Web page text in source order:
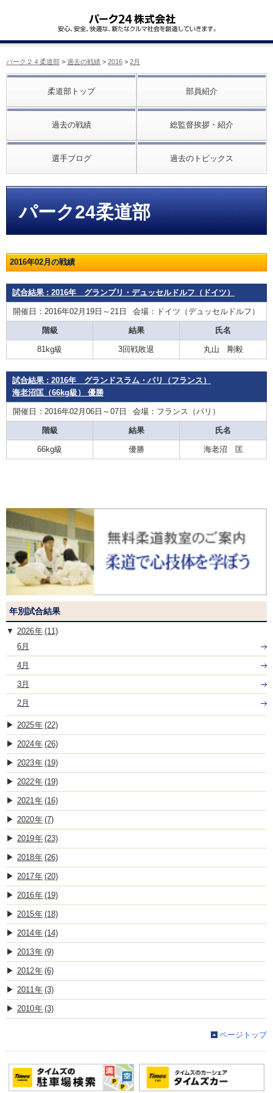
パーク２４柔道部 > 過去の戦績 > 2016 > 2月
柔道部トップ 部員紹介
過去の戦績 総監督挨拶・紹介
選手ブログ 過去のトピックス
パーク24柔道部
2016年02月の戦績
試合結果 : 2016年 グランプリ・デュッセルドルフ（ドイツ）
開催日：2016年02月19日～21日 会場：ドイツ（デュッセルドルフ）
階級 結果 氏名
81kg級 3回戦敗退 丸山 剛毅
試合結果 : 2016年 グランドスラム・パリ（フランス）
海老沼匡（66kg級） 優勝
開催日：2016年02月06日～07日 会場：フランス（パリ）
階級 結果 氏名
66kg級 優勝 海老沼 匡
年別試合結果
2026
(11)
6月
4月
3月
2月
2025 (22)
2024 (26)
2023 (19)
2022 (19)
2021 (16)
2020 (7)
2019 (23)
2018 (26)
2017 (20)
2016 (19)
2015 (18)
2014 (14)
2013 (9)
2012 (6)
2011 (3)
2010 (3)
ページトップ